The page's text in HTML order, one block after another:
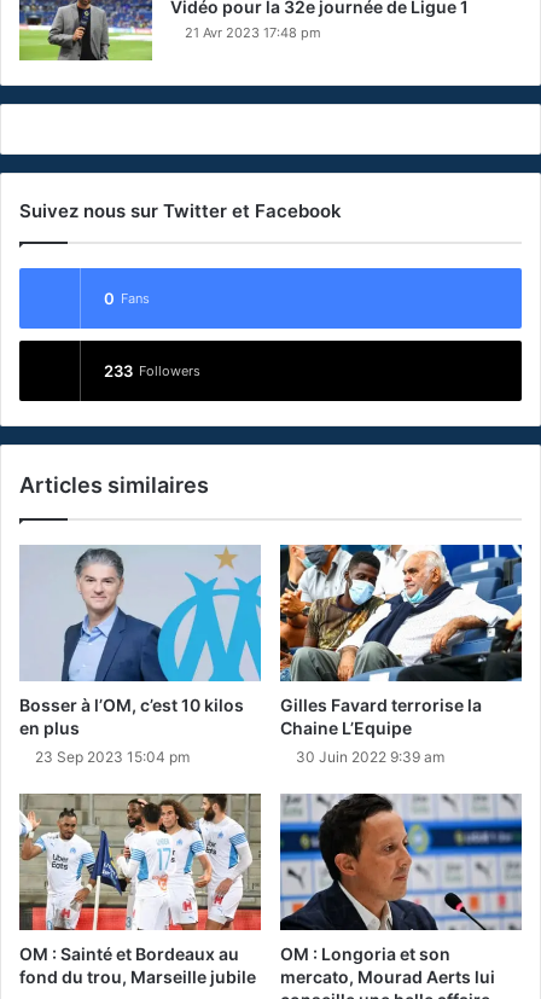
Vidéo pour la 32e journée de Ligue 1
21 Avr 2023 17:48 pm
Suivez nous sur Twitter et Facebook
0 Fans
233 Followers
Articles similaires
Bosser à l’OM, c’est 10 kilos
en plus
23 Sep 2023 15:04 pm
Gilles Favard terrorise la
Chaine L’Equipe
30 Juin 2022 9:39 am
OM : Sainté et Bordeaux au
fond du trou, Marseille jubile
OM : Longoria et son
mercato, Mourad Aerts lui